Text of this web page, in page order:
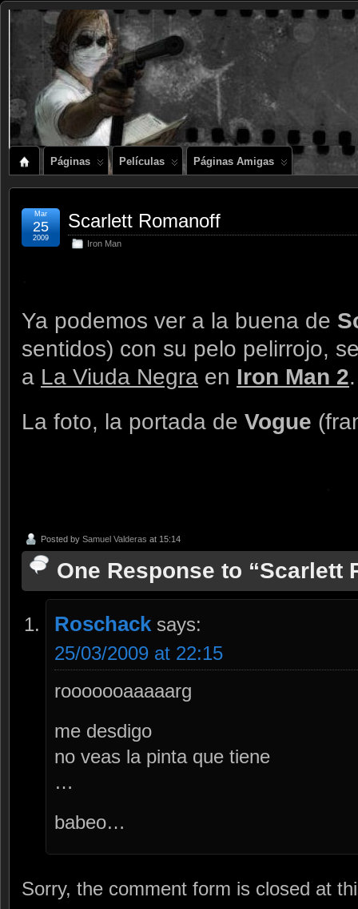
Páginas Películas Páginas Amigas
Scarlett Romanoff
Iron Man
Mar
25
2009
Ya podemos ver a la buena de
sentidos) con su pelo pelirrojo,
a La Viuda Negra en Iron Man 2.
La foto, la portada de Vogue
Posted by Samuel Valderas at 15:14
One Response to “Scarlett
Roschack says:
25/03/2009 at 22:15
rooooooaaaaarg
me desdigo
no veas la pinta que tiene
…
babeo…
Sorry, the comment form is closed at